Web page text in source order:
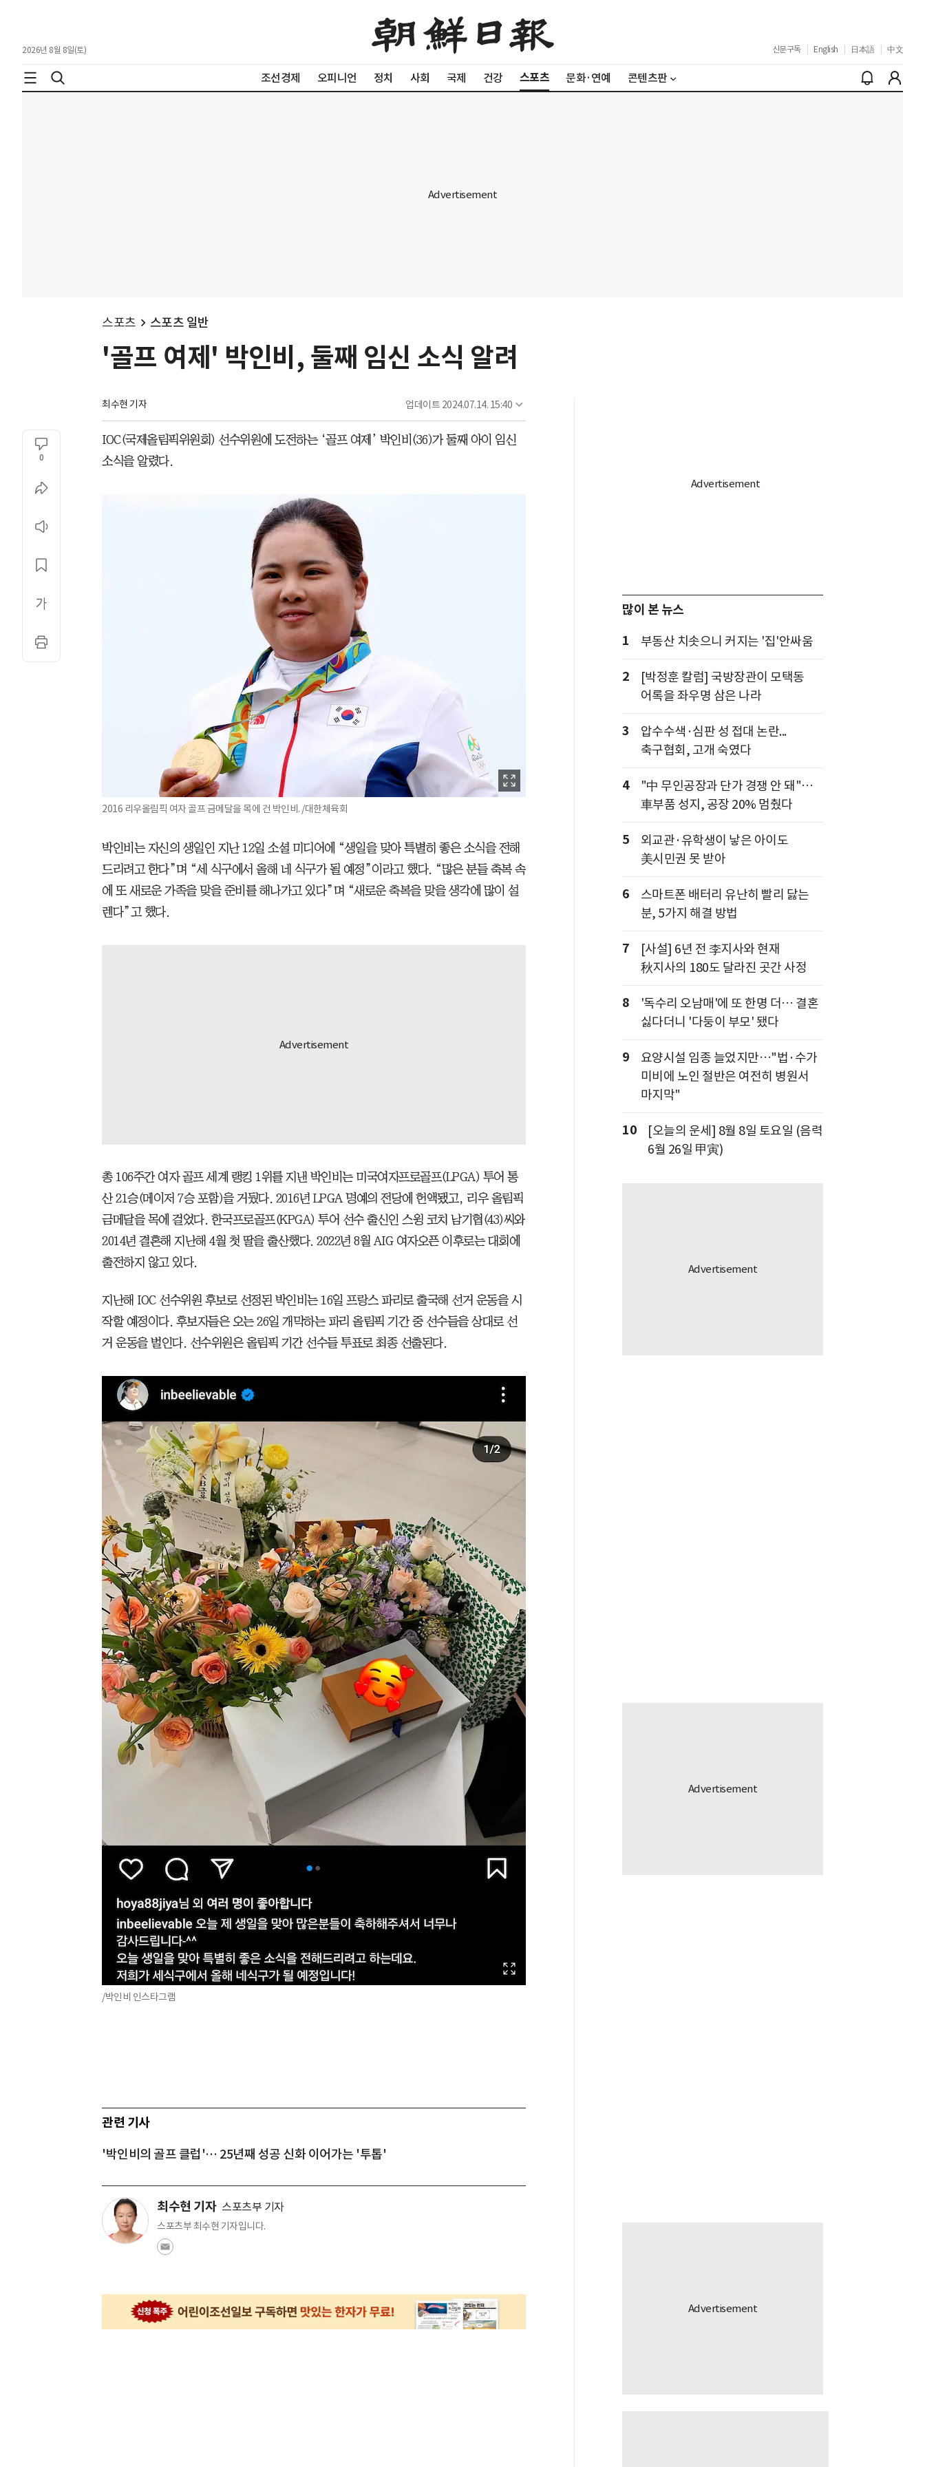
2026년 8월 8일(토) 신문구독 English 日本語 中文
조선경제 오피니언 정치 사회 국제 건강 스포츠 문화·연예 콘텐츠판
스포츠 스포츠 일반
'골프 여제' 박인비, 둘째 임신 소식 알려
최수현 기자 업데이트 2024.07.14. 15:40
0
IOC(국제올림픽위원회) 선수위원에 도전하는 ‘골프 여제’ 박인비(36)가 둘째 아이 임신
소식을 알렸다.
2016 리우올림픽 여자 골프 금메달을 목에 건 박인비. /대한체육회
박인비는 자신의 생일인 지난 12일 소셜 미디어에 “생일을 맞아 특별히 좋은 소식을 전해
드리려고 한다”며 “세 식구에서 올해 네 식구가 될 예정”이라고 했다. “많은 분들 축복 속
에 또 새로운 가족을 맞을 준비를 해나가고 있다”며 “새로운 축복을 맞을 생각에 많이 설
렌다”고 했다.
총 106주간 여자 골프 세계 랭킹 1위를 지낸 박인비는 미국여자프로골프(LPGA) 투어 통
산 21승(메이저 7승 포함)을 거뒀다. 2016년 LPGA 명예의 전당에 헌액됐고, 리우 올림픽
금메달을 목에 걸었다. 한국프로골프(KPGA) 투어 선수 출신인 스윙 코치 남기협(43)씨와
2014년 결혼해 지난해 4월 첫 딸을 출산했다. 2022년 8월 AIG 여자오픈 이후로는 대회에
출전하지 않고 있다.
지난해 IOC 선수위원 후보로 선정된 박인비는 16일 프랑스 파리로 출국해 선거 운동을 시
작할 예정이다. 후보자들은 오는 26일 개막하는 파리 올림픽 기간 중 선수들을 상대로 선
거 운동을 벌인다. 선수위원은 올림픽 기간 선수들 투표로 최종 선출된다.
/박인비 인스타그램
관련 기사
'박인비의 골프 클럽'… 25년째 성공 신화 이어가는 '투톱'
최수현 기자 스포츠부 기자
스포츠부 최수현 기자입니다.
많이 본 뉴스
1
부동산 치솟으니 커지는 '집'안싸움
2
[박정훈 칼럼] 국방장관이 모택동
어록을 좌우명 삼은 나라
3
압수수색·심판 성 접대 논란...
축구협회, 고개 숙였다
4
"中 무인공장과 단가 경쟁 안 돼"…
車부품 성지, 공장 20% 멈췄다
5
외교관·유학생이 낳은 아이도
美시민권 못 받아
6
스마트폰 배터리 유난히 빨리 닳는
분, 5가지 해결 방법
7
[사설] 6년 전 李지사와 현재
秋지사의 180도 달라진 곳간 사정
8
'독수리 오남매'에 또 한명 더… 결혼
싫다더니 '다둥이 부모' 됐다
9
요양시설 임종 늘었지만…"법·수가
미비에 노인 절반은 여전히 병원서
마지막"
10
[오늘의 운세] 8월 8일 토요일 (음력
6월 26일 甲寅)